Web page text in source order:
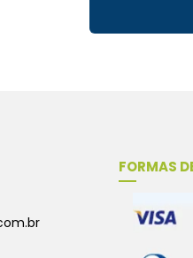
FORMAS